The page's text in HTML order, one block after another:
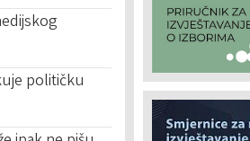
političku